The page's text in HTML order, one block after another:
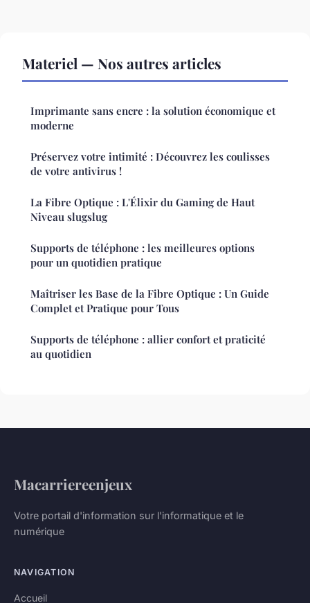
Materiel — Nos autres articles
Imprimante sans encre : la solution économique et
moderne
Préservez votre intimité : Découvrez les coulisses
de votre antivirus !
La Fibre Optique : L'Élixir du Gaming de Haut
Niveau slugslug
Supports de téléphone : les meilleures options
pour un quotidien pratique
Maîtriser les Base de la Fibre Optique : Un Guide
Complet et Pratique pour Tous
Supports de téléphone : allier confort et praticité
au quotidien
Macarriereenjeux
Votre portail d'information sur l'informatique et le
numérique
NAVIGATION
Accueil